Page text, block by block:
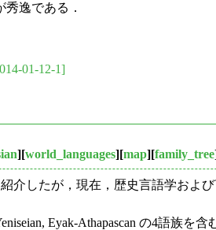
逸である．
01-12-1]
][world_languages][map][family_tree
紹介したが，現在，歴史言語学お
Eyak-Athapascan の4語族を含